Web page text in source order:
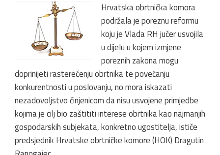
Hrvatska obrtnička komora
podržala je poreznu reformu
koju je Vlada RH jučer usvojila
u dijelu u kojem izmjene
poreznih zakona mogu
doprinijeti rasterećenju obrtnika te povećanju
konkurentnosti u poslovanju, no mora iskazati
nezadovoljstvo činjenicom da nisu usvojene primjedbe
kojima je cilj bio zaštititi interese obrtnika kao najmanjih
gospodarskih subjekata, konkretno ugostitelja, ističe
predsjednik Hrvatske obrtničke komore (HOK) Dragutin